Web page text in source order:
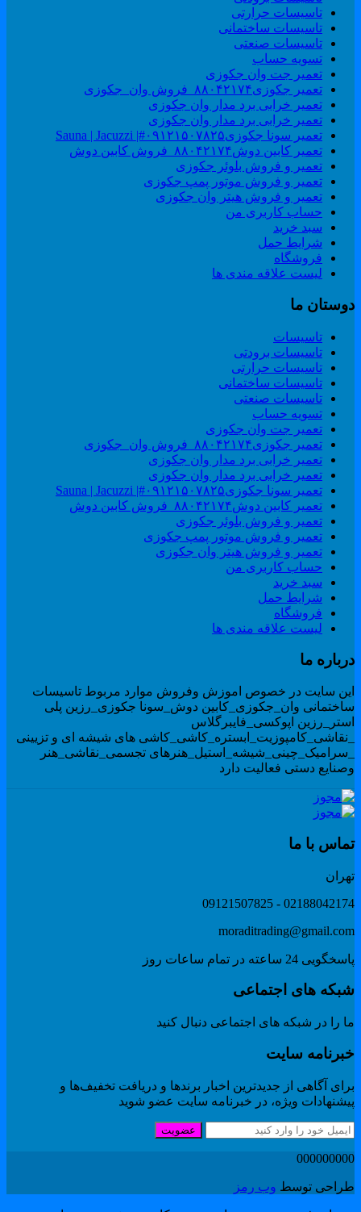
تاسیسات حرارتی
تاسیسات ساختمانی
تاسیسات صنعتی
تسویه حساب
تعمیر جت وان جکوزی
تعمیر جکوزی۸۸۰۴۲۱۷۴_فروش وان_جکوزی
تعمیر خرابی برد مدار وان جکوزی
تعمیر خرابی برد مدار وان جکوزی
تعمیر سونا جکوزی۰۹۱۲۱۵۰۷۸۲۵#| Sauna | Jacuzzi
تعمیر کابین دوش۸۸۰۴۲۱۷۴_فروش کابین دوش
تعمیر و فروش بلوئر جکوزی
تعمیر و فروش موتور پمپ جکوزی
تعمیر و فروش هیتر وان جکوزی
حساب کاربری من
سبد خرید
شرایط حمل
فروشگاه
لیست علاقه مندی ها
ما
تاسیسات
تاسیسات برودتی
تاسیسات حرارتی
تاسیسات ساختمانی
تاسیسات صنعتی
تسویه حساب
تعمیر جت وان جکوزی
تعمیر جکوزی۸۸۰۴۲۱۷۴_فروش وان_جکوزی
تعمیر خرابی برد مدار وان جکوزی
تعمیر خرابی برد مدار وان جکوزی
تعمیر سونا جکوزی۰۹۱۲۱۵۰۷۸۲۵#| Sauna | Jacuzzi
تعمیر کابین دوش۸۸۰۴۲۱۷۴_فروش کابین دوش
تعمیر و فروش بلوئر جکوزی
تعمیر و فروش موتور پمپ جکوزی
تعمیر و فروش هیتر وان جکوزی
حساب کاربری من
سبد خرید
شرایط حمل
فروشگاه
لیست علاقه مندی ها
ما
سایت در خصوص اموزش وفروش موارد مربوط تاسیسات
وان_جکوزی_کابین دوش_سونا جکوزی_رزین پلی
اپوکسی_فایبرگلاس
های شیشه ای و تزیینی
تجسمی_نقاشی_هنر
دستی فعالیت دارد
با ما
02188042174 -
24 ساعته در تمام ساعات روز
های اجتماعی
را در شبکه های اجتماعی دنبال کنید
سایت
آگاهی از جدیدترین اخبار برندها و دریافت تخفیف‌ها و
ویژه، در خبرنامه سایت عضو شوید
عضویت
توسطوب رمز